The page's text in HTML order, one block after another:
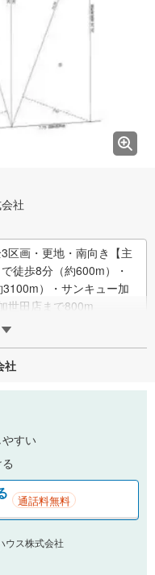
社
区画・更地・南向き【主
徒歩8分（約600m）・
）・サンキュー加
世田店まで800m
社
すい
通話料無料
ス株式会社